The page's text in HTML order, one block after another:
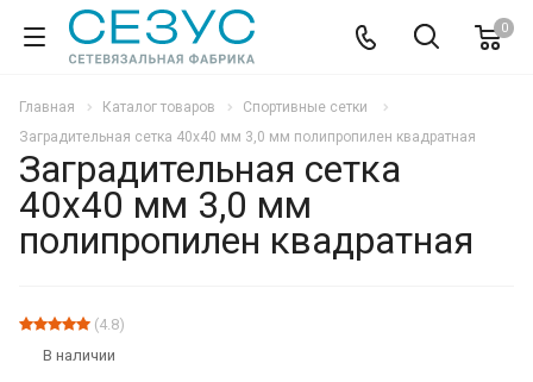
0
Главная Каталог товаров
Спортивные сетки
Заградительная сетка 40х40 мм 3,0 мм полипропилен квадратная
Заградительная сетка
40х40 мм 3,0 мм
полипропилен квадратная
(4.8)
В наличии